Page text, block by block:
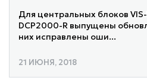
Для центральных блоков
DCP2000-R выпущены
них исправлены оши...
21 ИЮНЯ, 2018